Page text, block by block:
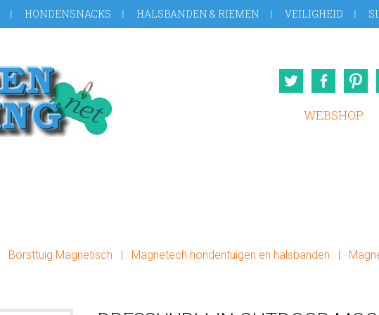
HONDENSNACKS HALSBANDEN & RIEMEN VEILIGHEID
Twitter
WEBSHOP
Borsttuig Magnetisch | Magnetech hondentuigen en halsbanden |